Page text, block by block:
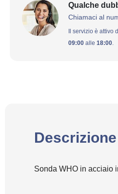
Qualche
Chiamaci al
Il servizio è attivo
09:00 alle 18:00
Sonda WHO in acciaio